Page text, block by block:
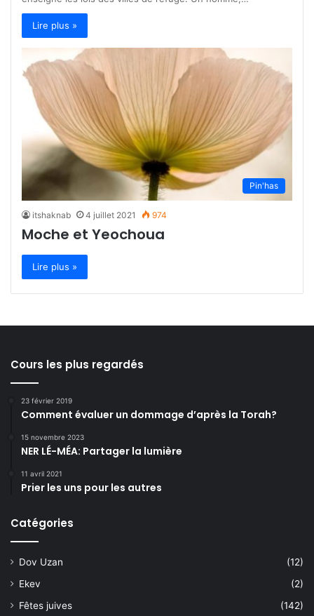
Lire plus »
Pin'has
itshaknab 4 juillet 2021 974
Moche et Yeochoua
Lire plus »
Cours les plus regardés
23 février 2019
Comment évaluer un dommage d’après la Torah?
15 novembre 2023
NER LÉ-MÉA: Partager la lumière
11 avril 2021
Prier les uns pour les autres
Catégories
Dov Uzan
(12)
Ekev
(2)
Fêtes juives
(142)